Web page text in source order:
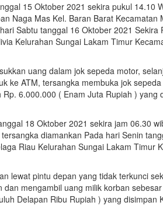
15 Oktober 2021 sekira pukul 14.10
Naga Mas Kel. Baran Barat Kecamatan
Sabtu tanggal 16 Oktober 2021 Sekira
Kelurahan Sungai Lakam Timur
uang dalam jok sepeda motor,
ke ATM, tersangka membuka jok
6.000.000 ( Enam Juta Rupiah ) yang
18 Oktober 2021 sekira jam 06.30
diamankan Pada hari Senin
Riau Kelurahan Sungai Lakam Timur
lewat pintu depan yang tidak terkunci
mengambil uang milik korban
Delapan Ribu Rupiah ) yang disimpan